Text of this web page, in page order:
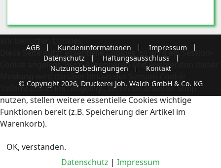
AGB Kundeninformationen
Impressum
Datenschutz
Haftungsausschluss
Nutzungsbedingungen
Kontakt
© Copyright 2026, Druckerei Joh. Walch GmbH & Co. KG
Diese Seite nutzt essentielle Cookies. Es wird ein Session-
Cookie angelegt. Beim Akzeptieren und Ausblenden dieser
Meldung wird darüber hinaus der Session-Cookie
'reDimCookieHint' angelegt. Wenn Sie unseren Shop
nutzen, stellen weitere essentielle Cookies wichtige
Funktionen bereit (z.B. Speicherung der Artikel im
Warenkorb).
OK, verstanden.
Datenschutz | Impressum